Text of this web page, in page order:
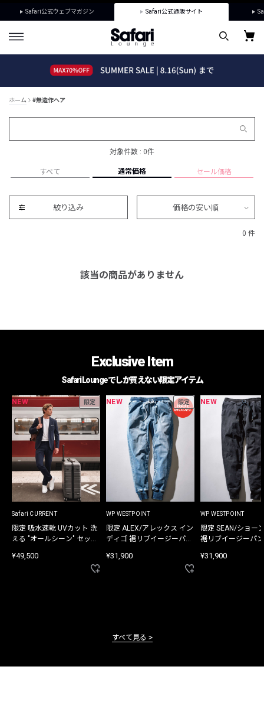
Safari公式ウェブマガジン Safari公式通販サイト
ホーム #無造作ヘア
対象件数 : 0件
すべて 通常価格 セール価格
絞り込み 価格の安い順
0 件
該当の商品がありません
Exclusive Item
Safari Loungeでしか買えない限定アイテム
NEW 限定
Safari CURRENT
限定 吸水速乾 UVカット 洗
える "オールシーン" セット
¥49,500
NEW 限定
WP WESTPOINT
限定 ALEX/アレックス イン
ディゴ 裾リブイージーパン
¥31,900
NEW
WP WESTPOINT
限定 SEAN/ショー
裾リブイージーパ
¥31,900
すべて見る